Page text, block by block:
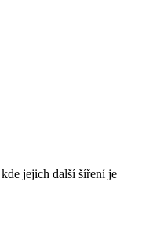
jejich další šíření je